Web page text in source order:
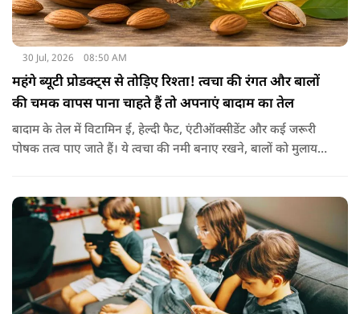
30 Jul, 2026 08:50 AM
महंगे ब्यूटी प्रोडक्ट्स से तोड़िए रिश्ता! त्वचा की रंगत और बालों
की चमक वापस पाना चाहते हैं तो अपनाएं बादाम का तेल
बादाम के तेल में विटामिन ई, हेल्दी फैट, एंटीऑक्सीडेंट और कई जरूरी
पोषक तत्व पाए जाते हैं। ये त्वचा की नमी बनाए रखने, बालों को मुलायम
पहले से ज्यादा मुलायम महसूस होते हैं। कुछ लोग बादाम के तेल को जैतून
के तेल के साथ मिलाकर भी इस्तेमाल करते हैं। इससे बालों की देखभाल
बेहतर तरीके से होती है। हालांकि अगर बाल बहुत ज्यादा झड़ रहे हों, तो
पहले त्वचा विशेषज्ञ से सलाह लेना जरूरी है।